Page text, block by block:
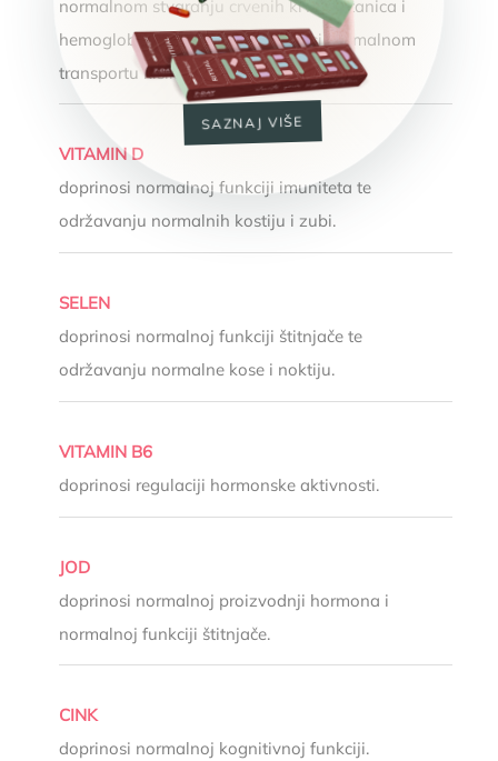
normalnom stvaranju crvenih krvnih stanica i
hemoglobina zbog čega doprinosi normalnom
transportu kisika u tijelu.
VITAMIN D
doprinosi normalnoj funkciji imuniteta te
održavanju normalnih kostiju i zubi.
SELEN
doprinosi normalnoj funkciji štitnjače te
održavanju normalne kose i noktiju.
VITAMIN B6
doprinosi regulaciji hormonske aktivnosti.
JOD
doprinosi normalnoj proizvodnji hormona i
normalnoj funkciji štitnjače.
CINK
doprinosi normalnoj kognitivnoj funkciji.
SAZNAJ VIŠE